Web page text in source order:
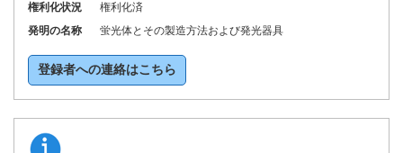
権利化状況
権利化済
発明の名称
蛍光体とその製造方法および発光器具
登録者への連絡はこちら